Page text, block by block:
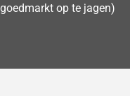
op te jagen)